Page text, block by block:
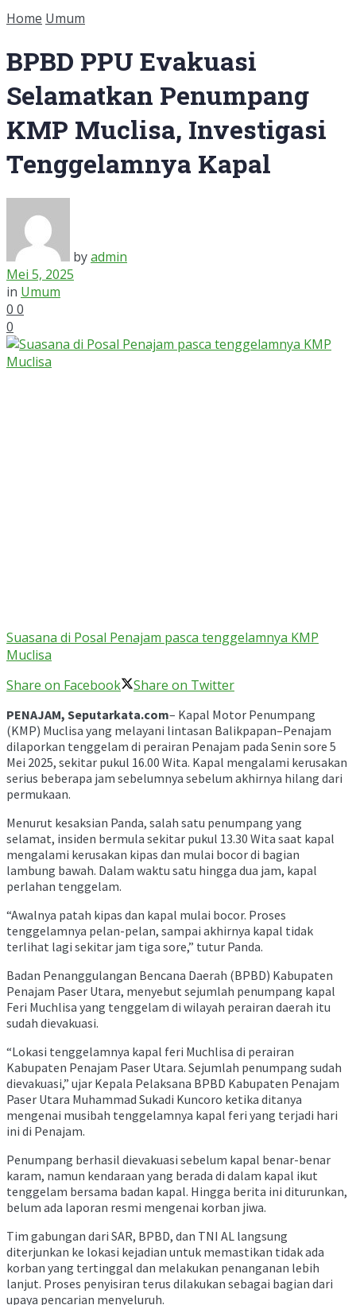
Home Umum
BPBD PPU Evakuasi
Selamatkan Penumpang
KMP Muclisa, Investigasi
Tenggelamnya Kapal
byadmin
Mei 5, 2025
in Umum
0 0
0
Suasana di Posal Penajam pasca tenggelamnya KMP
Muclisa
Share on Facebook
Share on Twitter
PENAJAM, Seputarkata.com– Kapal Motor Penumpang
(KMP) Muclisa yang melayani lintasan Balikpapan–Penajam
dilaporkan tenggelam di perairan Penajam pada Senin sore 5
Mei 2025, sekitar pukul 16.00 Wita. Kapal mengalami kerusakan
serius beberapa jam sebelumnya sebelum akhirnya hilang dari
permukaan.
Menurut kesaksian Panda, salah satu penumpang yang
selamat, insiden bermula sekitar pukul 13.30 Wita saat kapal
mengalami kerusakan kipas dan mulai bocor di bagian
lambung bawah. Dalam waktu satu hingga dua jam, kapal
perlahan tenggelam.
“Awalnya patah kipas dan kapal mulai bocor. Proses
tenggelamnya pelan-pelan, sampai akhirnya kapal tidak
terlihat lagi sekitar jam tiga sore,” tutur Panda.
Badan Penanggulangan Bencana Daerah (BPBD) Kabupaten
Penajam Paser Utara, menyebut sejumlah penumpang kapal
Feri Muchlisa yang tenggelam di wilayah perairan daerah itu
sudah dievakuasi.
“Lokasi tenggelamnya kapal feri Muchlisa di perairan
Kabupaten Penajam Paser Utara. Sejumlah penumpang sudah
dievakuasi,” ujar Kepala Pelaksana BPBD Kabupaten Penajam
Paser Utara Muhammad Sukadi Kuncoro ketika ditanya
mengenai musibah tenggelamnya kapal feri yang terjadi hari
ini di Penajam.
Penumpang berhasil dievakuasi sebelum kapal benar-benar
karam, namun kendaraan yang berada di dalam kapal ikut
tenggelam bersama badan kapal. Hingga berita ini diturunkan,
belum ada laporan resmi mengenai korban jiwa.
Tim gabungan dari SAR, BPBD, dan TNI AL langsung
diterjunkan ke lokasi kejadian untuk memastikan tidak ada
korban yang tertinggal dan melakukan penanganan lebih
lanjut. Proses penyisiran terus dilakukan sebagai bagian dari
upaya pencarian menyeluruh.